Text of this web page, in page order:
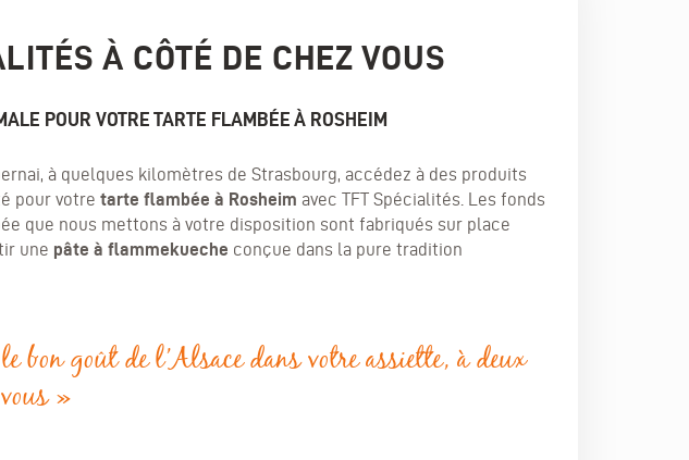
À CÔTÉ DE CHEZ VOUS
POUR VOTRE TARTE FLAMBÉE À ROSHEIM
à quelques kilomètres de Strasbourg, accédez à des produits
pour votre tarte flambée à Rosheim avec TFT Spécialités. Les fonds
que nous mettons à votre disposition sont fabriqués sur place
une pâte à flammekueche conçue dans la pure tradition
bon goût de l’Alsace dans votre assiette, à deux
»